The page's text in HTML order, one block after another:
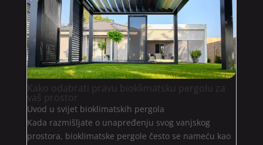
Kako odabrati pravu bioklimatsku pergolu za
vaš prostor
Uvod u svijet bioklimatskih pergola
Kada razmišljate o unapređenju svog vanjskog
prostora, bioklimatske pergole često se nameću kao